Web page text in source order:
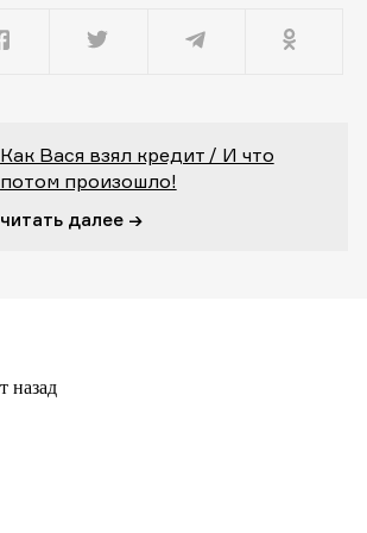
Как Вася взял кредит / И что
потом произошло!
читать далее →